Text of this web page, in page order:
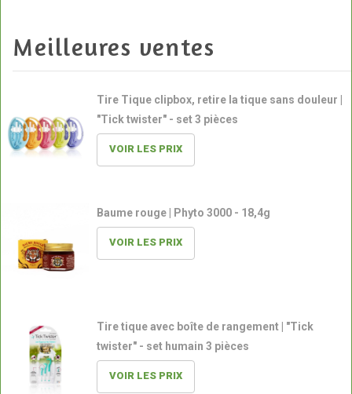
Meilleures ventes
Tire Tique clipbox, retire la tique sans douleur |
"Tick twister" - set 3 pièces
VOIR LES PRIX
Baume rouge | Phyto 3000 - 18,4g
VOIR LES PRIX
Tire tique avec boîte de rangement | "Tick
twister" - set humain 3 pièces
VOIR LES PRIX